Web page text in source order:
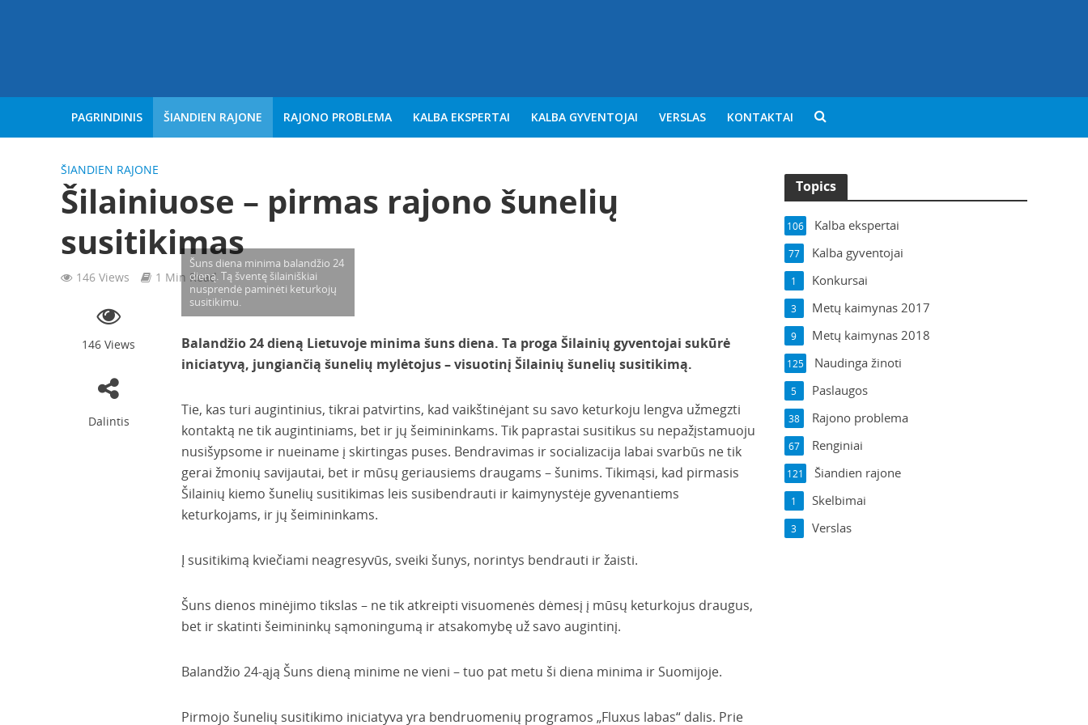
PAGRINDINIS ŠIANDIEN RAJONE RAJONO PROBLEMA KALBA EKSPERTAI KALBA GYVENTOJAI VERSLAS KONTAKTAI
ŠIANDIEN RAJONE
Šilainiuose – pirmas rajono šunelių
susitikimas
146 Views 1 Min Read
146 Views
Dalintis
Šuns diena minima balandžio 24
dieną. Tą šventę šilainiškiai
nusprendė paminėti keturkojų
susitikimu.
Balandžio 24 dieną Lietuvoje minima šuns diena. Ta proga Šilainių gyventojai sukūrė
iniciatyvą, jungiančią šunelių mylėtojus – visuotinį Šilainių šunelių susitikimą.
Tie, kas turi augintinius, tikrai patvirtins, kad vaikštinėjant su savo keturkoju lengva užmegzti
kontaktą ne tik augintiniams, bet ir jų šeimininkams. Tik paprastai susitikus su nepažįstamuoju
nusišypsome ir nueiname į skirtingas puses. Bendravimas ir socializacija labai svarbūs ne tik
gerai žmonių savijautai, bet ir mūsų geriausiems draugams – šunims. Tikimąsi, kad pirmasis
Šilainių kiemo šunelių susitikimas leis susibendrauti ir kaimynystėje gyvenantiems
keturkojams, ir jų šeimininkams.
Į susitikimą kviečiami neagresyvūs, sveiki šunys, norintys bendrauti ir žaisti.
Šuns dienos minėjimo tikslas – ne tik atkreipti visuomenės dėmesį į mūsų keturkojus draugus,
bet ir skatinti šeimininkų sąmoningumą ir atsakomybę už savo augintinį.
Balandžio 24-ąją Šuns dieną minime ne vieni – tuo pat metu ši diena minima ir Suomijoje.
Pirmojo šunelių susitikimo iniciatyva yra bendruomenių programos „Fluxus labas“ dalis. Prie
Topics
Kalba ekspertai
106
Kalba gyventojai
77
Konkursai
1
Metų kaimynas 2017
3
Metų kaimynas 2018
9
Naudinga žinoti
125
Paslaugos
5
Rajono problema
38
Renginiai
67
Šiandien rajone
121
Skelbimai
1
Verslas
3